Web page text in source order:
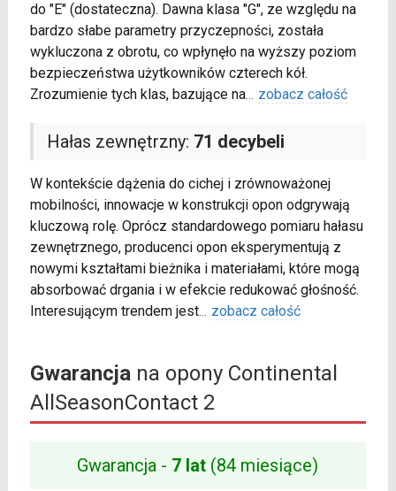
do "E" (dostateczna). Dawna klasa "G", ze względu na
bardzo słabe parametry przyczepności, została
wykluczona z obrotu, co wpłynęło na wyższy poziom
bezpieczeństwa użytkowników czterech kół.
Zrozumienie tych klas, bazujące na... zobacz całość
Hałas zewnętrzny: 71 decybeli
W kontekście dążenia do cichej i zrównoważonej
mobilności, innowacje w konstrukcji opon odgrywają
kluczową rolę. Oprócz standardowego pomiaru hałasu
zewnętrznego, producenci opon eksperymentują z
nowymi kształtami bieżnika i materiałami, które mogą
absorbować drgania i w efekcie redukować głośność.
Interesującym trendem jest... zobacz całość
Gwarancjana opony Continental
AllSeasonContact 2
Gwarancja - 7 lat (84 miesiące)